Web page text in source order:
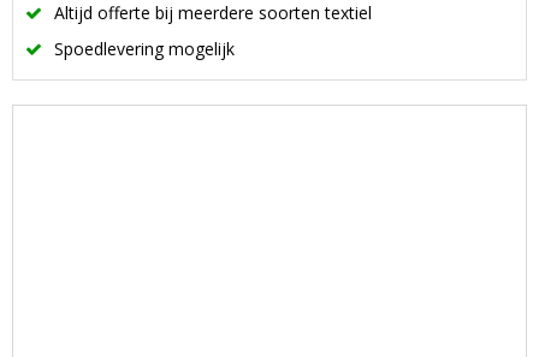
Altijd offerte bij meerdere soorten textiel
Spoedlevering mogelijk